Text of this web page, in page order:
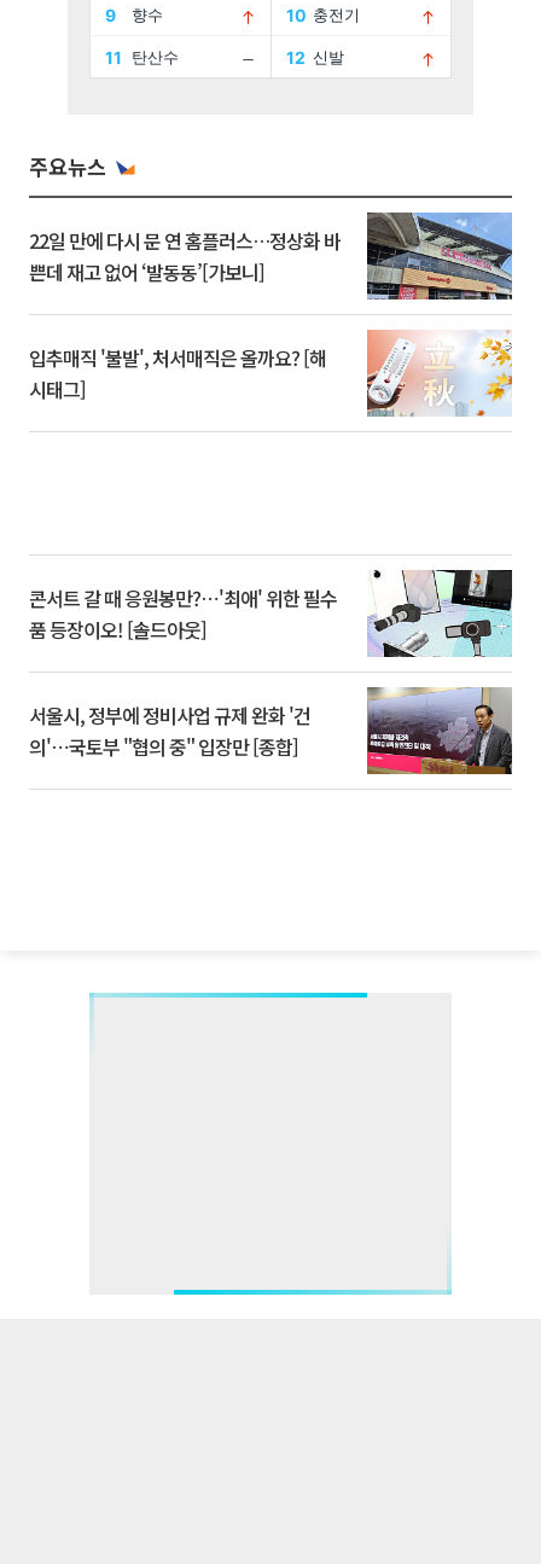
주요뉴스
22일 만에 다시 문 연 홈플러스…정상화 바
쁜데 재고 없어 ‘발동동’[가보니]
입추매직 '불발', 처서매직은 올까요? [해
시태그]
콘서트 갈 때 응원봉만?⋯'최애' 위한 필수
품 등장이오! [솔드아웃]
서울시, 정부에 정비사업 규제 완화 '건
의'⋯국토부 "협의 중" 입장만 [종합]